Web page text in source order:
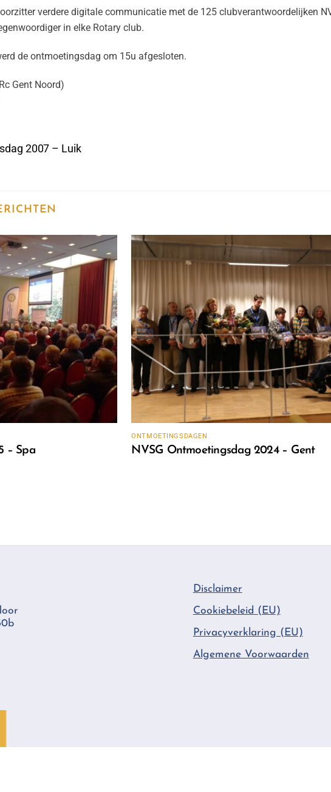
verdere digitale communicatie met de 125 club­verantwoordelijken
in elke Rotary club.
de ontmoetingsdag om 15u afgesloten.
Gent Noord)
2007 – Luik
– Spa
ONTMOETINGSDAGEN
NVSG Ontmoetingsdag 2024 – Gent
Disclaimer
Cookiebeleid (EU)
Privacyverklaring (EU)
Algemene Voorwaarden